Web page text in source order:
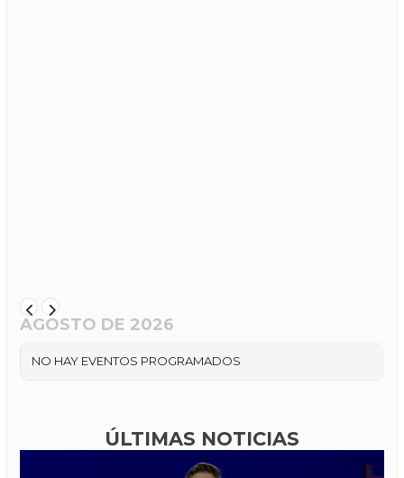
AGOSTO DE 2026
NO HAY EVENTOS PROGRAMADOS
ÚLTIMAS NOTICIAS